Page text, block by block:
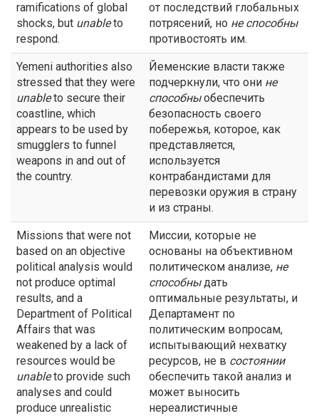
ramifications of global
shocks, but unableto
respond.
от последствий глобальных
потрясений, но не способны
противостоять им.
Yemeni authorities also
stressed that they were
unableto secure their
coastline, which
appears to be used by
smugglers to funnel
weapons in and out of
the country.
Йеменские власти также
подчеркнули, что они не
способныобеспечить
безопасность своего
побережья, которое, как
представляется,
используется
контрабандистами для
перевозки оружия в страну
и из страны.
Missions that were not
based on an objective
political analysis would
not produce optimal
results, and a
Department of Political
Affairs that was
weakened by a lack of
resources would be
unableto provide such
analyses and could
produce unrealistic
Миссии, которые не
основаны на объективном
политическом анализе, не
способныдать
оптимальные результаты, и
Департамент по
политическим вопросам,
испытывающий нехватку
ресурсов, не в состоянии
обеспечить такой анализ и
может выносить
нереалистичные